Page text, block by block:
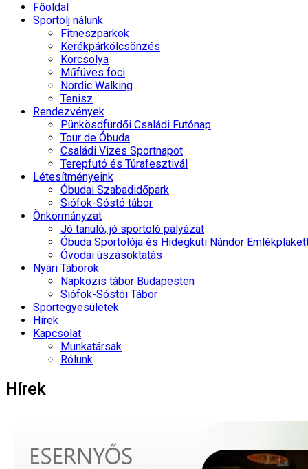
Főoldal
Sportolj nálunk
Fitneszparkok
Kerékpárkölcsönzés
Korcsolya
Műfüves foci
Nordic Walking
Tenisz
Rendezvények
Pünkösdfürdői Családi Futónap
Tour de Óbuda
Családi Vizes Sportnapot
Terepfutó és Túrafesztivál
Létesítményeink
Óbudai Szabadidőpark
Siófok-Sóstó tábor
Önkormányzat
Jó tanuló, jó sportoló pályázat
Óbuda Sportolója és Hidegkuti Nándor
Óvodai úszásoktatás
Nyári Táborok
Napközis tábor Budapesten
Siófok-Sóstói Tábor
Sportegyesületek
Hírek
Kapcsolat
Munkatársak
Rólunk
Hírek